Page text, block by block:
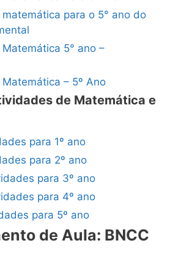
para o 5° ano do
5° ano –
– 5º Ano
de Matemática e
para 1º ano
para 2º ano
para 3º ano
para 4º ano
para 5º ano
de Aula: BNCC